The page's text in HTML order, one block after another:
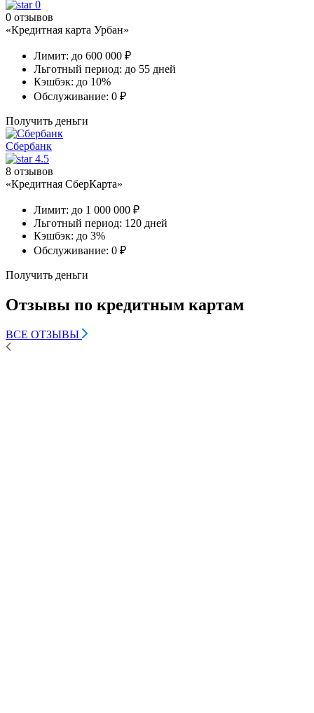
0
0 отзывов
«Кредитная карта Урбан»
Лимит: до 600 000 ₽
Льготный период: до 55 дней
Кэшбэк: до 10%
Обслуживание: 0 ₽
Получить деньги
Сбербанк
4.5
8 отзывов
«Кредитная СберКарта»
Лимит: до 1 000 000 ₽
Льготный период: 120 дней
Кэшбэк: до 3%
Обслуживание: 0 ₽
Получить деньги
Отзывы по кредитным картам
ВСЕ ОТЗЫВЫ